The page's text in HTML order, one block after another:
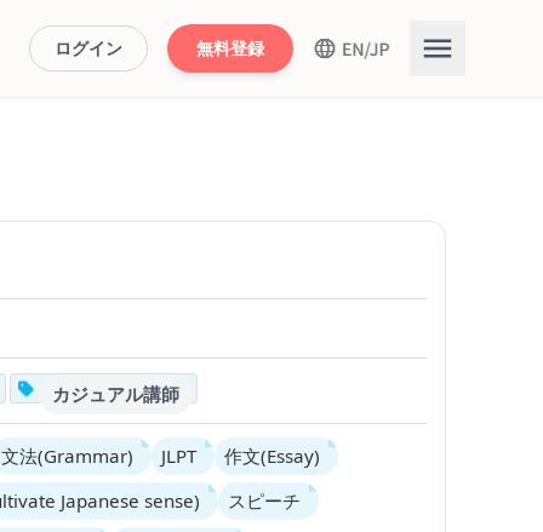
ログイン 無料登録
カジュアル講師
文法(Grammar) JLPT
作文(Essay)
Japanese sense)
スピーチ